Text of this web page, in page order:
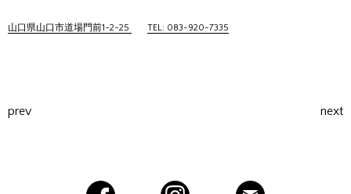
山口県山口市道場門前1-2-25 TEL: 083-920-7335
prev next